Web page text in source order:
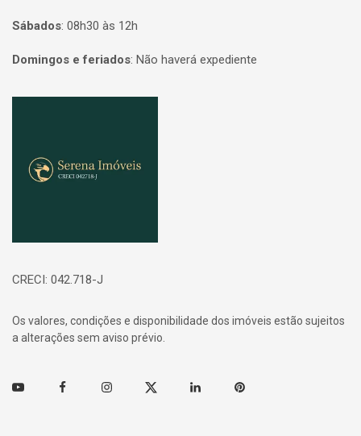
Sábados: 08h30 às 12h
Domingos e feriados: Não haverá expediente
CRECI: 042.718-J
Os valores, condições e disponibilidade dos imóveis estão sujeitos
a alterações sem aviso prévio.
Youtube FacebookInstagramTwitter Linkedin Pinterest